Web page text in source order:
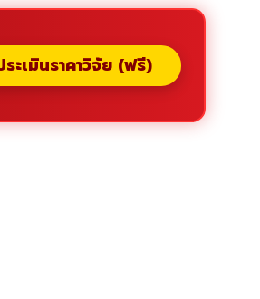
ระเมินราคาวิจัย (ฟรี)